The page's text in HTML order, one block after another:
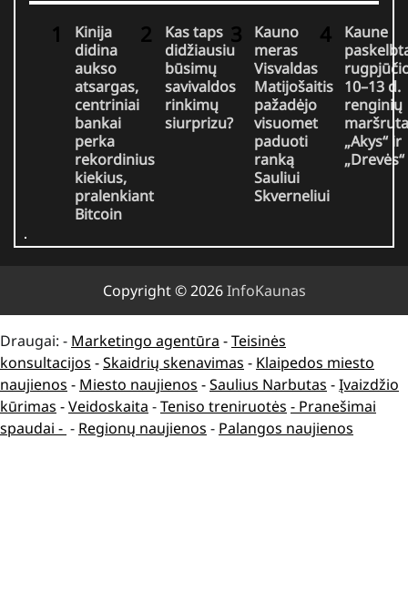
Kinija
didina
aukso
atsargas,
centriniai
bankai
perka
rekordinius
kiekius,
pralenkiant
Bitcoin
Kas taps
didžiausiu
būsimų
savivaldos
rinkimų
siurprizu?
Kauno
meras
Visvaldas
Matijošaitis
pažadėjo
visuomet
paduoti
ranką
Sauliui
Skverneliui
Kaune
10–13 d.
renginių
„Akys“ ir
„Drevės“
Copyright © 2026InfoKaunas
Draugai: - Marketingo agentūra -Teisinės
konsultacijos -Skaidrių skenavimas - Klaipedos miesto
naujienos - Miesto naujienos -Saulius Narbutas -Įvaizdžio
kūrimas -Veidoskaita -Teniso treniruotės - Pranešimai
spaudai - - Regionų naujienos - Palangos naujienos